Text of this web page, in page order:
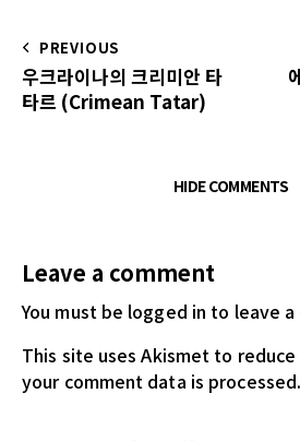
PREVIOUS
우크라이나의 크리미안 타
타르 (Crimean Tatar)
HIDE COMMENTS
Leave a comment
You must be logged in to leave a
This site uses Akismet to reduce
your comment data is processed.